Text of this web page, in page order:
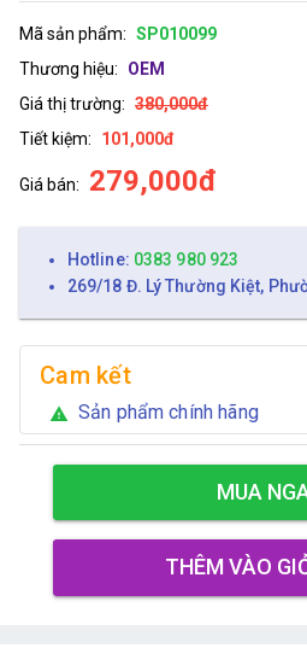
Mã sản phẩm: SP010099
Thương hiệu:
OEM
Giá thị trường: 380,000đ
Tiết kiệm:
101,000đ
Giá bán: 279,000đ
Hotline: 0383 980 923
269/18 Đ. Lý Thường Kiệt,
Cam kết
warning Sản phẩm chính hãng
MUA
THÊM VÀO